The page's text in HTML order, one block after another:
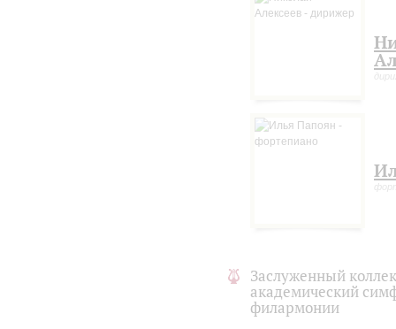
Концерта, и по той же
принадлежность к русской
в те годы – после Первой
Заслуженный
академический
филармонии